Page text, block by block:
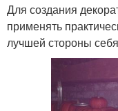
Для создания
применять
лучшей стороны